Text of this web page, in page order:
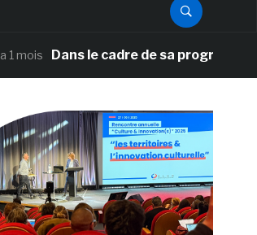
Dans le cadre de sa programmation